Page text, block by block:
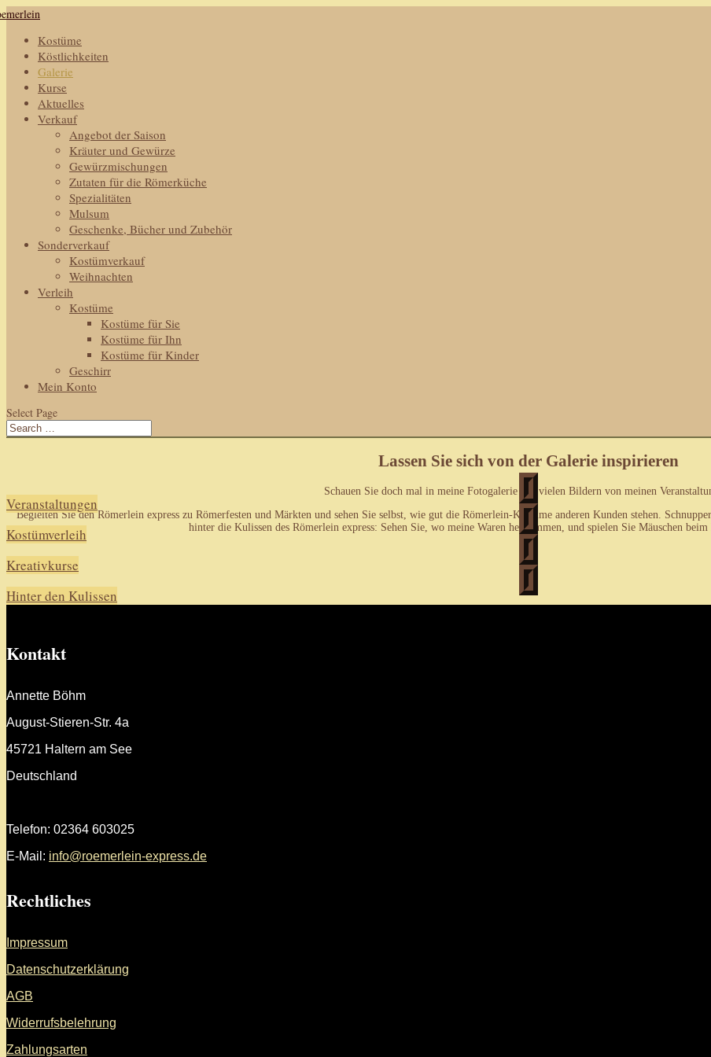
Kostüme
Köstlichkeiten
Galerie
Kurse
Aktuelles
Verkauf
Angebot der Saison
Kräuter und Gewürze
Gewürzmischungen
Zutaten für die Römerküche
Spezialitäten
Mulsum
Geschenke, Bücher und Zubehör
Sonderverkauf
Kostümverkauf
Weihnachten
Verleih
Kostüme
Kostüme für Sie
Kostüme für Ihn
Kostüme für Kinder
Geschirr
Mein Konto
Select Page
Lassen Sie sich von der Galerie inspirieren
Schauen Sie doch mal in meine Fotogalerie mit vielen Bildern von meinen
Begleiten Sie den Römerlein express zu Römerfesten und Märkten und sehen Sie selbst, wie gut die Römerlein-Kostüme anderen Kunden stehen.
hinter die Kulissen des Römerlein express: Sehen Sie, wo meine Waren herkommen, und spielen Sie Mäuschen
Veranstaltungen
Kostümverleih
Kreativkurse
Hinter den Kulissen
Kontakt
Annette Böhm
August-Stieren-Str. 4a
45721 Haltern am See
Deutschland
Telefon: 02364 603025
E-Mail: info@roemerlein-express.de
Rechtliches
Impressum
Datenschutzerklärung
AGB
Widerrufsbelehrung
Zahlungsarten